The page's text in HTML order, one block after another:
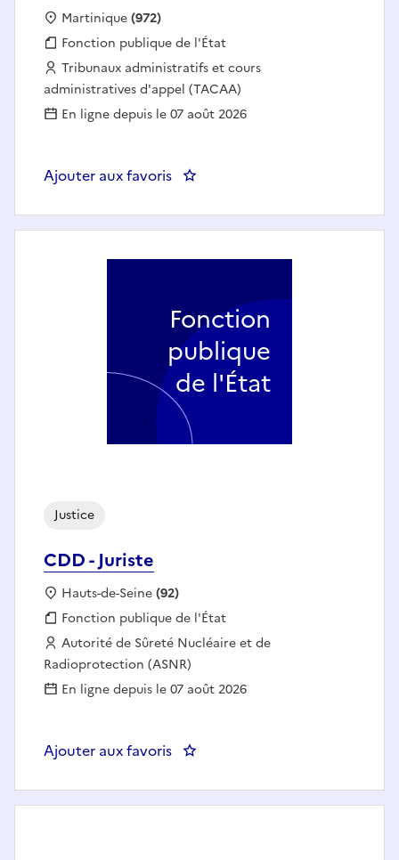
Localisation :
Martinique(972)
Fonction publique :
Fonction publique de l'État
Employeur :
Tribunaux administratifs et cours
administratives d'appel (TACAA)
En ligne depuis le 07 août 2026
Ajouter aux favoris : Juriste assistante / assistant
CDD - Juriste
Justice
Localisation :
Hauts-de-Seine(92)
Fonction publique :
Fonction publique de l'État
Employeur :
Autorité de Sûreté Nucléaire et de
Radioprotection (ASNR)
En ligne depuis le 07 août 2026
Ajouter aux favoris : CDD - Juriste
Fonction
publique
de l'État